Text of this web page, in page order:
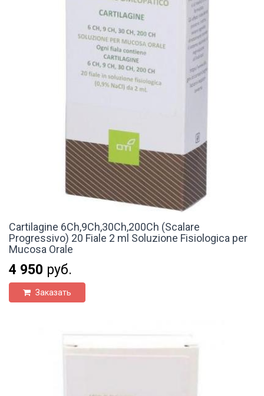
Cartilagine 6Ch,9Ch,30Ch,200Ch (Scalare
Progressivo) 20 Fiale 2 ml Soluzione Fisiologica per
Mucosa Orale
4 950 руб.
Заказать